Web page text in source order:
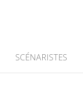
SCÉNARISTES